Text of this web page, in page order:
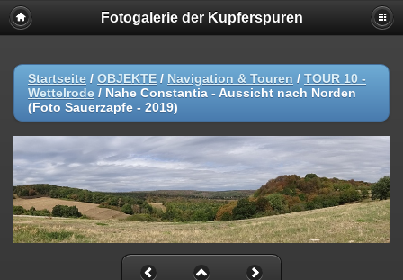
Fotogalerie der Kupferspuren
Startseite / OBJEKTE / Navigation & Touren / TOUR 10 -
Wettelrode / Nahe Constantia - Aussicht nach Norden
(Foto Sauerzapfe - 2019)